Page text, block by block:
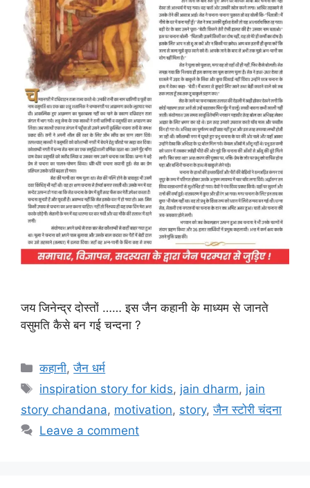
जय जिनेन्द्र दोस्तों …… इस जैन कहानी के माध्यम से जानते
वसुमति कैसे बन गई चन्दना ?
Categories
कहानी,जैन धर्म
Tags
inspiration story for kids, jain dharm, jain
story chandana, motivation, story,जैन स्टोरी चंदना
Leave a comment